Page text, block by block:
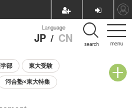
menu
Language
JP / CN search
学部 東大受験
河合塾×東大特集